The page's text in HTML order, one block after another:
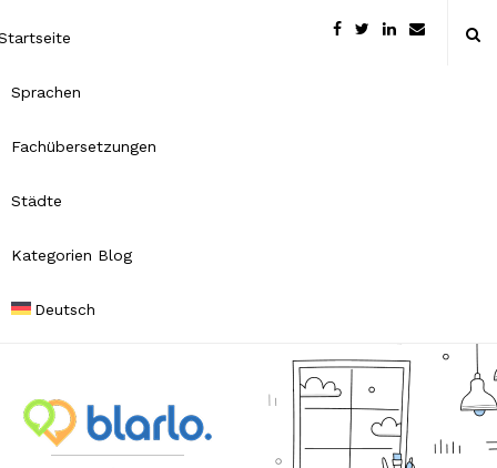
Sprachen
Fachübersetzungen
Städte
Kategorien Blog
Deutsch
B